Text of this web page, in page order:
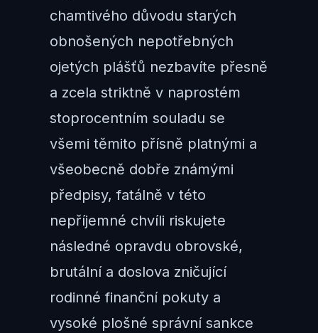
chamtivého důvodu starých
obnošených nepotřebných
ojetých plášťů nezbavíte přesně
a zcela striktně v naprostém
stoprocentním souladu se
všemi těmito přísně platnými a
všeobecně dobře známými
předpisy, fatálně v této
nepříjemné chvíli riskujete
následné opravdu obrovské,
brutální a doslova zničující
rodinné finanční pokuty a
vysoké plošné správní sankce